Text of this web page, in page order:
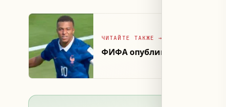
ЧИТАЙТЕ ТАКЖЕ →
ФИФА опубликовала список